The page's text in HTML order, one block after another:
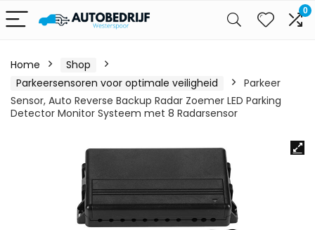
0
Home
Shop
Parkeersensoren voor optimale veiligheid
Parkeer
Sensor, Auto Reverse Backup Radar Zoemer LED Parking
Detector Monitor Systeem met 8 Radarsensor